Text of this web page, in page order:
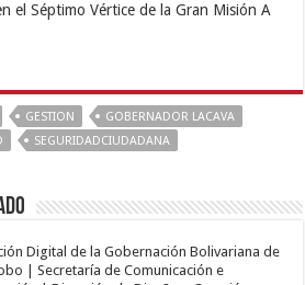
el Séptimo Vértice de la Gran Misión A
GESTION
GOBERNADOR LACAVA
SEGURIDADCIUDADANA
Digital de la Gobernación Bolivariana de
| Secretaría de Comunicación e